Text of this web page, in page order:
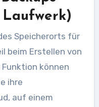
Laufwerk)
Speicherorts für
beim Erstellen von
können
ihre
auf einem